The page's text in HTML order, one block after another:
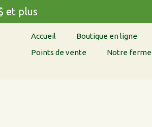
et plus
Accueil Boutique en ligne
Points de vente
Notre ferme